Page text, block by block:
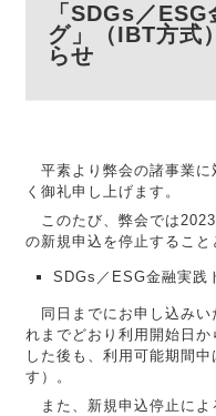
「SDGs／
グ」（IBT方式
らせ
平素より弊会の諸事業に
く御礼申し上げます。
このたび、弊会では
の新規申込を停止すること
SDGs／ESG金融実践
同日までにお申し込みい
れまでどおり利用開始日
した後も、利用可能期間
す）。
また、新規申込停止によ